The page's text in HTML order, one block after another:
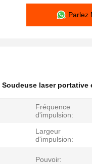
Parlez
Soudeuse laser portative
Fréquence
d'impulsion:
Largeur
d'impulsion:
Pouvoir: